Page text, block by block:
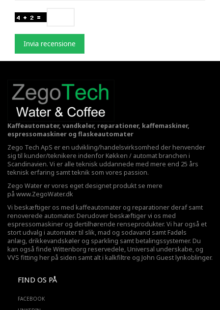
Invia recensione
Kaffeautomater, vandkøler, reparationer, kaffemaskiner,
espressomaskiner og flaskeautomater
Zego Tech ApS er en udvikling/handelsvirksomhed der henvender
sig til kunder/teknikere indenfor Køkken / automat branchen i
Scandinavien. Vi er alle teknisk uddannede med mere end 25 års
teknisk erfaring samt teknik som vores passion.
Zego Water er vores eget designet produkt se mere
på www.ZegoWater.dk
Vi beskæftiger os med kaffeautomater og reparationer deraf samt
renoverede automater. Derudover beskæftiger vi os med
espressomaskiner og dertilhørende renseprodukter. Vi har også et
stort udvalg i automater til slik, mad og sodavand samt Fadøls
anlæg, drikkevandskøler og sparkling samt betalingssystemer. Du
kan også finde Wittenborg reservedele, Universal underskabe, og
VVS fitting her på siden samt alt i kalkfiltre og John Guest lynkoblinger.
FIND OS PÅ
FACEBOOK